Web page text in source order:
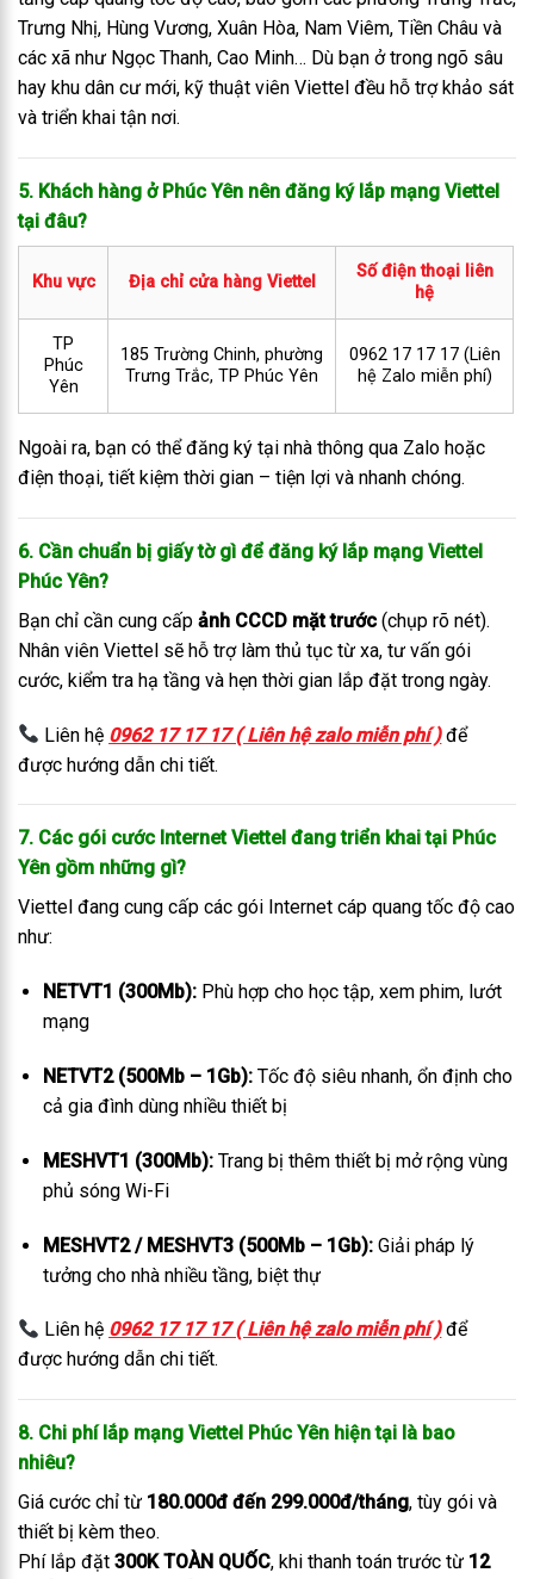
Trưng Nhị, Hùng Vương, Xuân Hòa, Nam Viêm, Tiền Châu và
các xã như Ngọc Thanh, Cao Minh… Dù bạn ở trong ngõ sâu
hay khu dân cư mới, kỹ thuật viên Viettel đều hỗ trợ khảo sát
và triển khai tận nơi.
5. Khách hàng ở Phúc Yên nên đăng ký lắp mạng Viettel
tại đâu?
Khu vực Địa chỉ cửa hàng Viettel
Số điện thoại liên
hệ
TP
Phúc
Yên
185 Trường Chinh, phường
Trưng Trắc, TP Phúc Yên
0962 17 17 17 (Liên
hệ Zalo miễn phí)
Ngoài ra, bạn có thể đăng ký tại nhà thông qua Zalo hoặc
điện thoại, tiết kiệm thời gian – tiện lợi và nhanh chóng.
6. Cần chuẩn bị giấy tờ gì để đăng ký lắp mạng Viettel
Phúc Yên?
Bạn chỉ cần cung cấp ảnh CCCD mặt trước (chụp rõ nét).
Nhân viên Viettel sẽ hỗ trợ làm thủ tục từ xa, tư vấn gói
cước, kiểm tra hạ tầng và hẹn thời gian lắp đặt trong ngày.
Liên hệ 0962 17 17 17 ( Liên hệ zalo miễn phí ) để
được hướng dẫn chi tiết.
7. Các gói cước Internet Viettel đang triển khai tại Phúc
Yên gồm những gì?
Viettel đang cung cấp các gói Internet cáp quang tốc độ cao
như:
NETVT1 (300Mb):Phù hợp cho học tập, xem phim, lướt
mạng
NETVT2 (500Mb – 1Gb):Tốc độ siêu nhanh, ổn định cho
cả gia đình dùng nhiều thiết bị
MESHVT1 (300Mb):Trang bị thêm thiết bị mở rộng vùng
phủ sóng Wi-Fi
MESHVT2 / MESHVT3 (500Mb – 1Gb):Giải pháp lý
tưởng cho nhà nhiều tầng, biệt thự
Liên hệ 0962 17 17 17 ( Liên hệ zalo miễn phí ) để
được hướng dẫn chi tiết.
8. Chi phí lắp mạng Viettel Phúc Yên hiện tại là bao
nhiêu?
Giá cước chỉ từ 180.000đ đến 299.000đ/tháng, tùy gói và
thiết bị kèm theo.
Phí lắp đặt 300K TOÀN QUỐC, khi thanh toán trước từ 12